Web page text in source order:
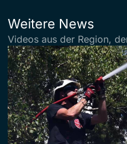
Weitere News
Videos aus der Region,